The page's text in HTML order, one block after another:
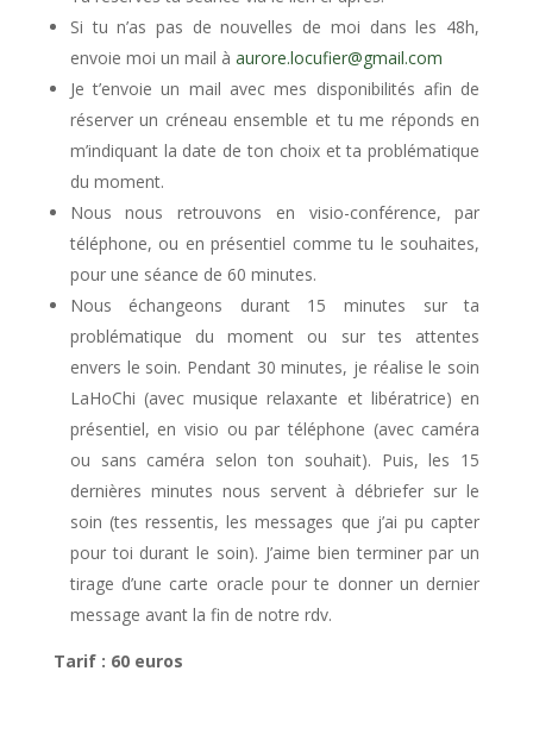
Si tu n’as pas de nouvelles de moi dans les 48h,
envoie moi un mail à aurore.locufier@gmail.com
Je t’envoie un mail avec mes disponibilités afin de
réserver un créneau ensemble et tu me réponds en
m’indiquant la date de ton choix et ta problématique
du moment.
Nous nous retrouvons en visio-conférence, par
téléphone, ou en présentiel comme tu le souhaites,
pour une séance de 60 minutes.
Nous échangeons durant 15 minutes sur ta
problématique du moment ou sur tes attentes
envers le soin. Pendant 30 minutes, je réalise le soin
LaHoChi (avec musique relaxante et libératrice) en
présentiel, en visio ou par téléphone (avec caméra
ou sans caméra selon ton souhait). Puis, les 15
dernières minutes nous servent à débriefer sur le
soin (tes ressentis, les messages que j’ai pu capter
pour toi durant le soin). J’aime bien terminer par un
tirage d’une carte oracle pour te donner un dernier
message avant la fin de notre rdv.
Tarif : 60 euros